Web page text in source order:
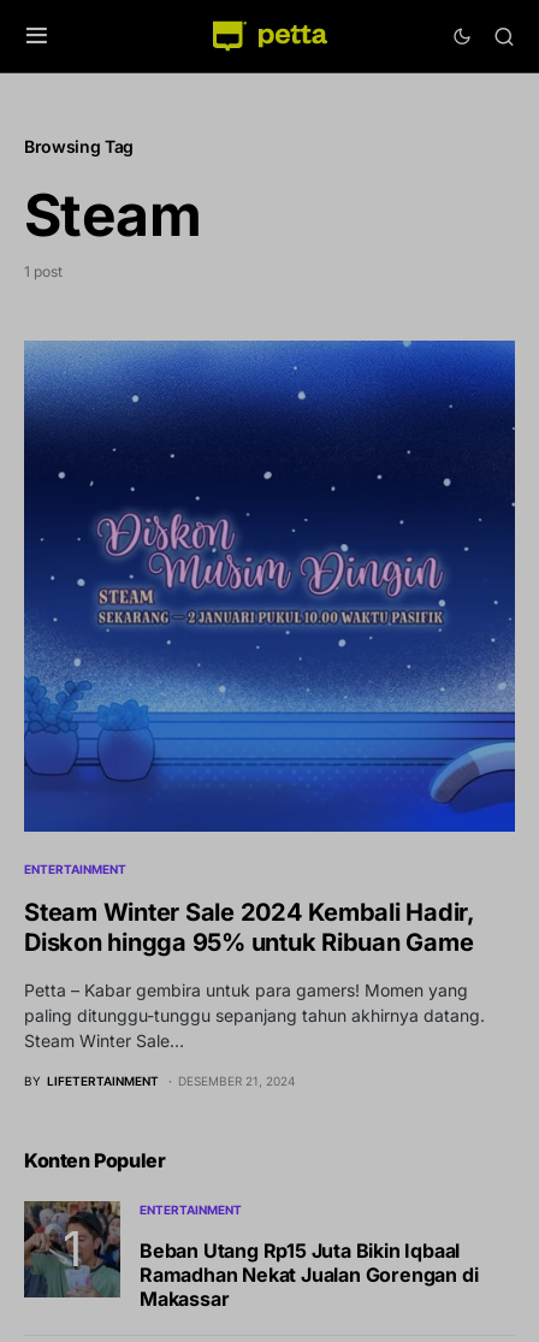
Browsing Tag
Steam
1 post
ENTERTAINMENT
Steam Winter Sale 2024 Kembali Hadir,
Diskon hingga 95% untuk Ribuan Game
Petta – Kabar gembira untuk para gamers! Momen yang
paling ditunggu-tunggu sepanjang tahun akhirnya datang.
Steam Winter Sale…
BY LIFETERTAINMENT DESEMBER 21, 2024
Konten Populer
ENTERTAINMENT
Beban Utang Rp15 Juta Bikin Iqbaal
Ramadhan Nekat Jualan Gorengan di
Makassar